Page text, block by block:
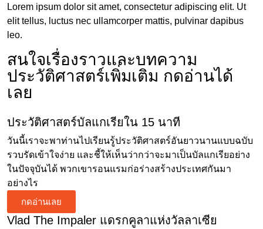
Lorem ipsum dolor sit amet, consectetur adipiscing elit. Ut
elit tellus, luctus nec ullamcorper mattis, pulvinar dapibus
leo.
สนใจเรื่องราวและบทความ
ประวัติศาสตร์เพิ่มเติม กดอ่านได้
เลย
ประวัติศาสตร์บัลแกเรียใน 15 นาที
วันนี้เราจะพาท่านไปเรียนรู้ประวัติศาสตร์อันยาวนานแบบฉบับ
รวบรัดเข้าใจง่าย และชี้ให้เห็นว่ากว่าจะมาเป็นบัลแกเรียอย่าง
ในปัจจุบันได้ พวกเขารอนแรมก่อร่างสร้างประเทศกันมา
อย่างไร
กดอ่านเลย
Vlad The Impaler แดรกคูลาแห่งวัลลาเซีย